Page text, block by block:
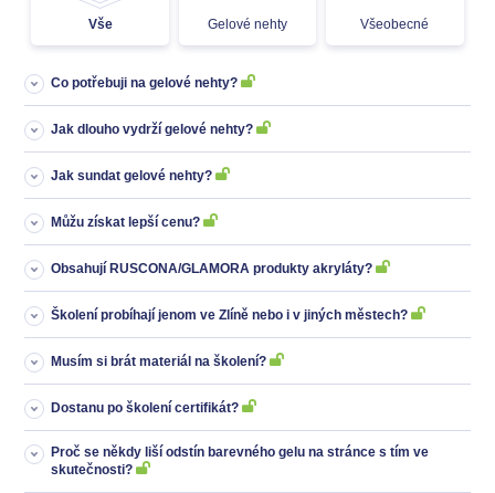
Vše Gelové nehty Všeobecné
Co potřebuji na gelové nehty?
Jak dlouho vydrží gelové nehty?
Jak sundat gelové nehty?
Můžu získat lepší cenu?
Obsahují RUSCONA/GLAMORA produkty akryláty?
Školení probíhají jenom ve Zlíně nebo i v jiných městech?
Musím si brát materiál na školení?
Dostanu po školení certifikát?
Proč se někdy liší odstín barevného gelu na stránce s tím ve
skutečnosti?